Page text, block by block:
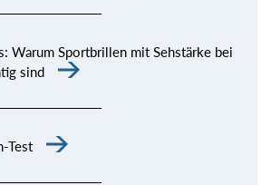
Warum Sportbrillen mit Sehstärke bei
sind
Test